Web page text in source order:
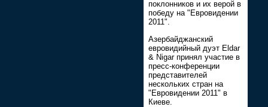
поклонников и их верой в
победу на "Евровидении
2011".
Азербайджанский
евровидийный дуэт Eldar
& Nigar принял участие в
пресс-конференции
представителей
нескольких стран на
"Евровидении 2011" в
Киеве.